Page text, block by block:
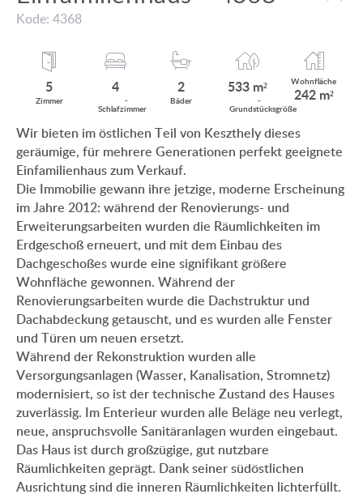
Kode: 4368
5
Zimmer
4
Schlaf
­
zimmer
2
Bäder
533 m²
Grund
­
stücksgröße
Wohnfläche
242 m²
Wir bieten im östlichen Teil von Keszthely dieses
geräumige, für mehrere Generationen perfekt geeignete
Einfamilienhaus zum Verkauf.
Die Immobilie gewann ihre jetzige, moderne Erscheinung
im Jahre 2012: während der Renovierungs- und
Erweiterungsarbeiten wurden die Räumlichkeiten im
Erdgeschoß erneuert, und mit dem Einbau des
Dachgeschoßes wurde eine signifikant größere
Wohnfläche gewonnen. Während der
Renovierungsarbeiten wurde die Dachstruktur und
Dachabdeckung getauscht, und es wurden alle Fenster
und Türen um neuen ersetzt.
Während der Rekonstruktion wurden alle
Versorgungsanlagen (Wasser, Kanalisation, Stromnetz)
modernisiert, so ist der technische Zustand des Hauses
zuverlässig. Im Enterieur wurden alle Beläge neu verlegt,
neue, anspruchsvolle Sanitäranlagen wurden eingebaut.
Das Haus ist durch großzügige, gut nutzbare
Räumlichkeiten geprägt. Dank seiner südöstlichen
Ausrichtung sind die inneren Räumlichkeiten lichterfüllt.
MIT PANORAMABLICK AUF DEN BALATON
MIT THERMALBAD IN DER NÄHE
MIT SCHWIMMBAD
EINFAMILIENHAUS-NEUBAU
VILLA MIT ALTEM BAUMBESTAND
EINFAMILIENHAUS IM GRÜNEN
INFO ZUM IMMOBILIENKAUF
ANWENDUNGS- UND DATENSCHUTZ
IMPRESSUM
HU DE EN BE